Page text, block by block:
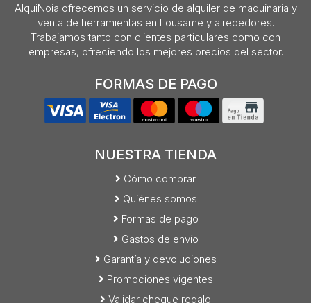
AlquiNoia ofrecemos un servicio de alquiler de maquinaria y
venta de herramientas en Lousame y alrededores.
Trabajamos tanto con clientes particulares como con
empresas, ofreciendo los mejores precios del sector.
FORMAS DE PAGO
NUESTRA TIENDA
Cómo comprar
Quiénes somos
Formas de pago
Gastos de envío
Garantía y devoluciones
Promociones vigentes
Validar cheque regalo